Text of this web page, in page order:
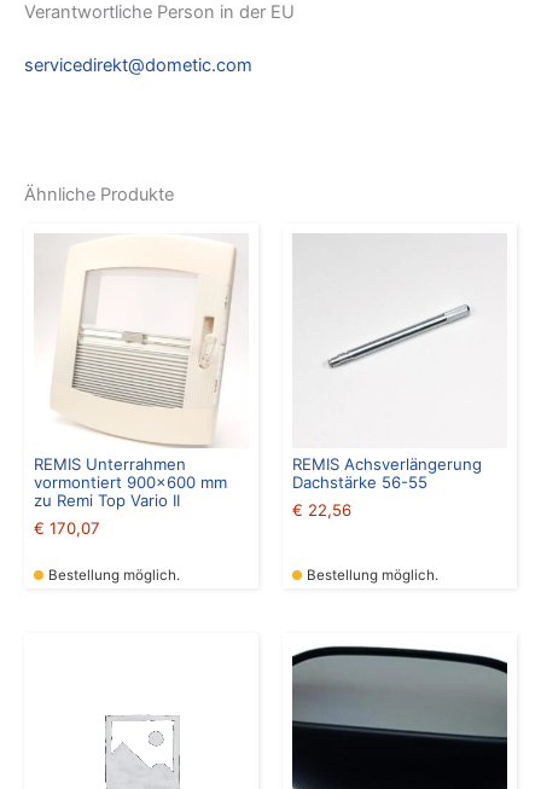
Verantwortliche Person in der EU
servicedirekt@dometic.com
Ähnliche Produkte
REMIS Unterrahmen
vormontiert 900×600 mm
zu Remi Top Vario II
€ 170,07
Bestellung möglich.
REMIS Achsverlängerung
Dachstärke 56-55
€ 22,56
Bestellung möglich.